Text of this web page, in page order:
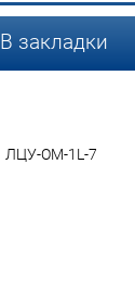
ЛЦУ-ОМ-1L-7
В закладки